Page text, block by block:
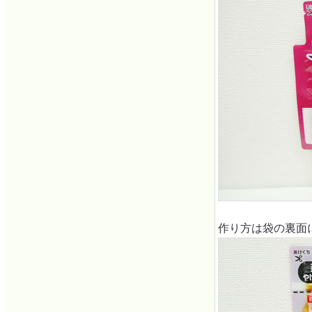
作り方は袋の裏面